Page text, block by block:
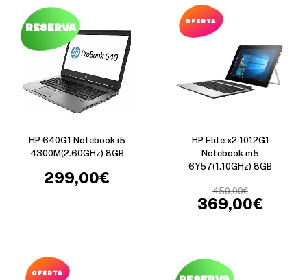
Reserva
HP 640G1 Notebook i5
4300M(2.60GHz) 8GB
299,00€
OFERTA
HP Elite x2 1012G1
Notebook m5
6Y57(1.10GHz) 8GB
450,00€
369,00€
OFERTA